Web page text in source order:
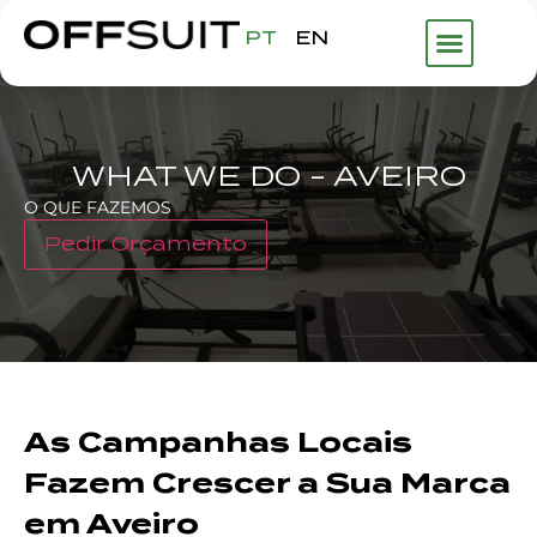
PT EN
WHAT WE DO - AVEIRO
O QUE FAZEMOS
Pedir Orçamento
As Campanhas Locais
Fazem Crescer a Sua Marca
em Aveiro